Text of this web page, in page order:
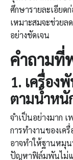
ศึกษารายละเอียด
เหมาะสมจะช่วย
อย่างชัดเจน
คำถาม
1. เครื่อง
ตามน้ำหนั
จำเป็นอย่างมาก เ
การทำงานของเค
อาจทำให้ฐานหมุน
ปัญหาฟิล์มพันไม่แ